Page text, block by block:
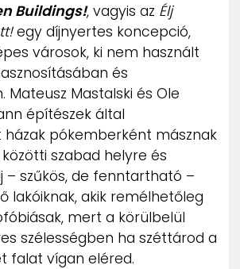
Buildings!, vagyis az Élj
egy díjnyertes koncepció,
városok, ki nem használt
és
Mateusz Mastalski és Ole
építészek által
pókemberként másznak
szabad helyre és
– szűkös, de fenntartható –
lakóiknak, akik remélhetőleg
mert a körülbelül
szélességben ha széttárod a
falat vígan eléred.